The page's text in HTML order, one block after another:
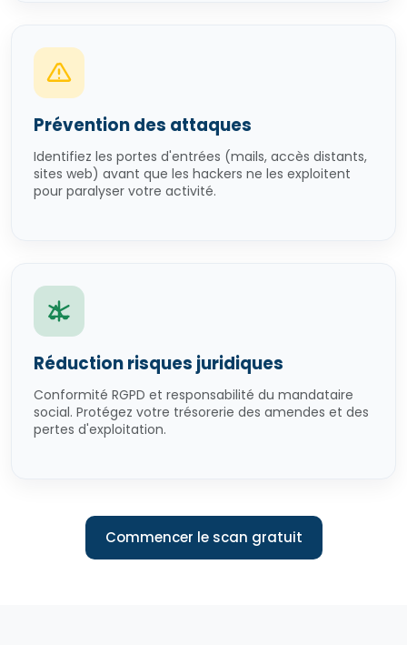
Prévention des attaques
Identifiez les portes d'entrées (mails, accès distants,
sites web) avant que les hackers ne les exploitent
pour paralyser votre activité.
Réduction risques juridiques
Conformité RGPD et responsabilité du mandataire
social. Protégez votre trésorerie des amendes et des
pertes d'exploitation.
Commencer le scan gratuit